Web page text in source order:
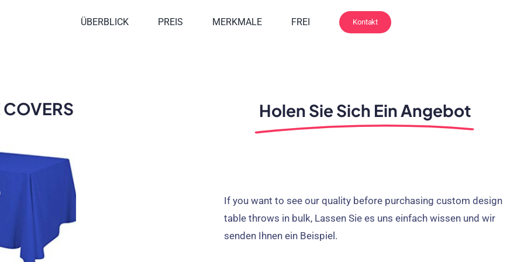
ÜBERBLICK PREIS MERKMALE FREI Kontakt
COVERS Holen Sie Sich Ein Angebot
If you want to see our quality before purchasing custom design
table throws in bulk, Lassen Sie es uns einfach wissen und wir
senden Ihnen ein Beispiel.